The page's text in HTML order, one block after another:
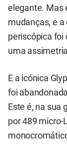
elegante. Mas
mudanças, e
periscópica foi
uma
E a icónica
foi
Este é, na sua
por 489 micro-